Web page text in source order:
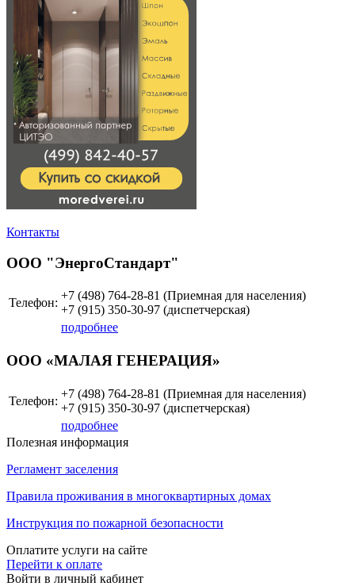
Контакты
ООО "ЭнергоСтандарт"
Телефон:
+7 (498) 764-28-81 (Приемная для населения)
+7 (915) 350-30-97 (диспетчерская)
подробнее
ООО «МАЛАЯ ГЕНЕРАЦИЯ»
Телефон:
+7 (498) 764-28-81 (Приемная для населения)
+7 (915) 350-30-97 (диспетчерская)
подробнее
Полезная информация
Регламент заселения
Правила проживания в многоквартирных домах
Инструкция по пожарной безопасности
Оплатите услуги на сайте
Перейти к оплате
Войти в личный кабинет